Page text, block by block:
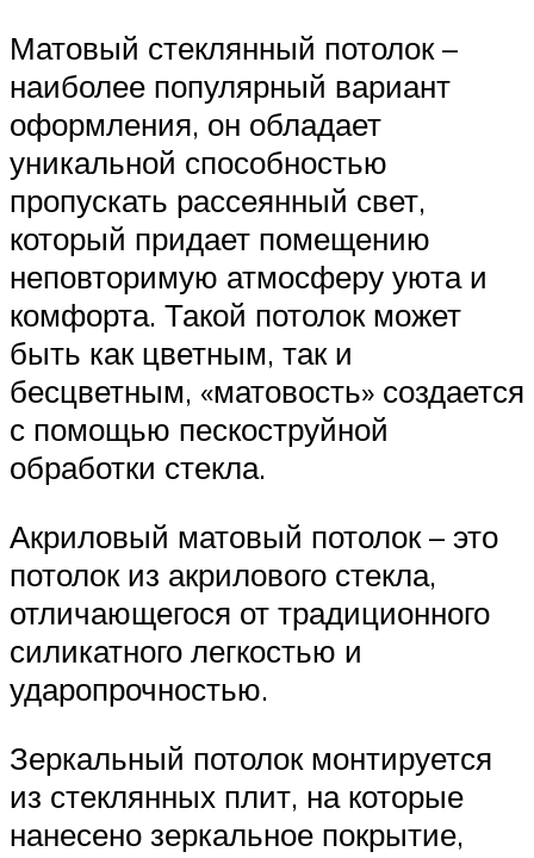
Матовый стеклянный потолок –
наиболее популярный вариант
оформления, он обладает
уникальной способностью
пропускать рассеянный свет,
который придает помещению
неповторимую атмосферу уюта и
комфорта. Такой потолок может
быть как цветным, так и
бесцветным, «матовость» создается
с помощью пескоструйной
обработки стекла.
Акриловый матовый потолок – это
потолок из акрилового стекла,
отличающегося от традиционного
силикатного легкостью и
ударопрочностью.
Зеркальный потолок монтируется
из стеклянных плит, на которые
нанесено зеркальное покрытие,